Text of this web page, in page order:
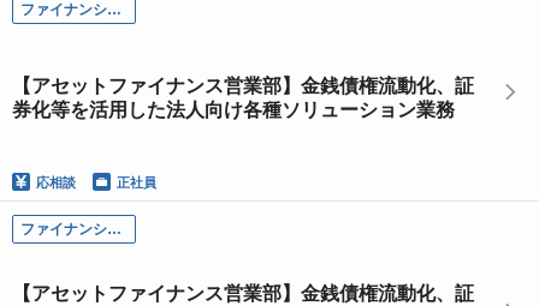
ファイナンシャル・ソリューション本部
【アセットファイナンス営業部】金銭債権流動化、証
券化等を活用した法人向け各種ソリューション業務
応相談 正社員
ファイナンシャル・ソリューション本部
【アセットファイナンス営業部】金銭債権流動化、証